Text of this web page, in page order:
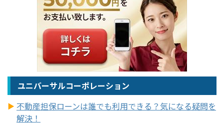
ユニバーサルコーポレーション
不動産担保ローンは誰でも利用できる？気になる疑問を
解決！